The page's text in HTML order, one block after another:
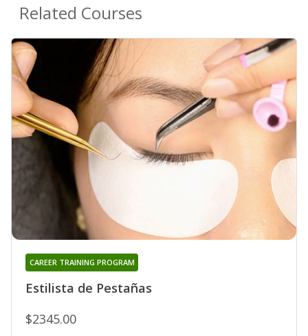
Related Courses
Estilista de Pestañas
CAREER TRAINING PROGRAM
$2345.00